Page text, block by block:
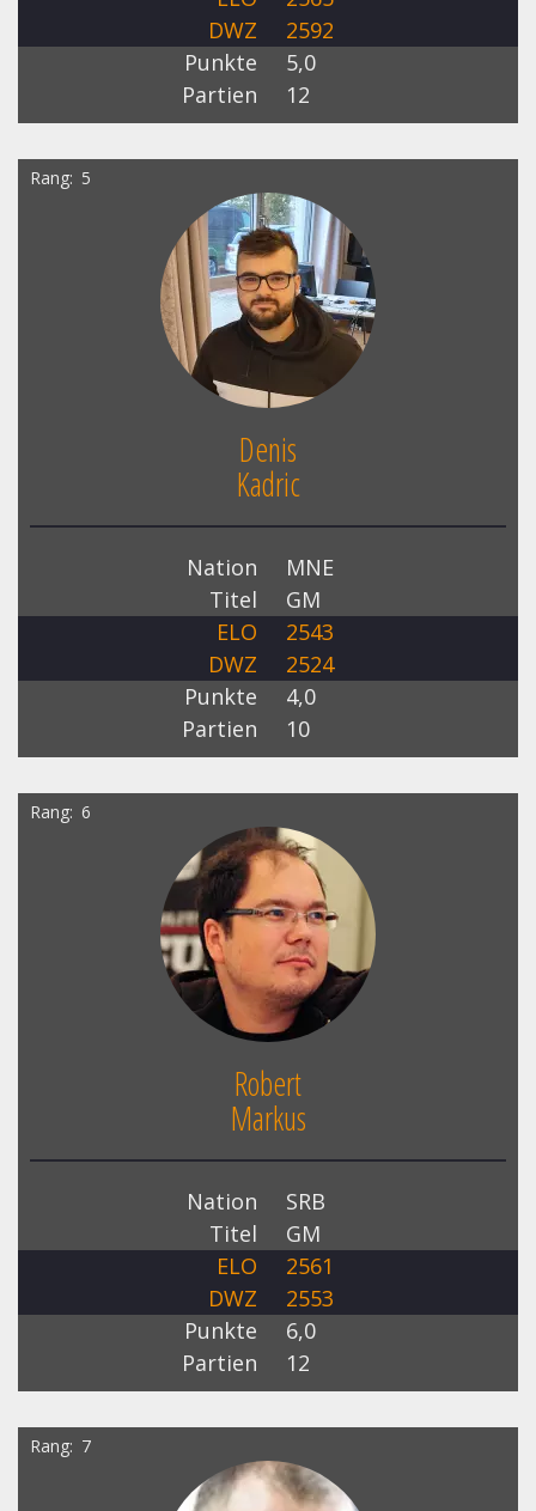
DWZ
2592
Punkte
5,0
Partien
12
Rang 5
Denis
Kadric
Nation
MNE
Titel
GM
ELO
2543
DWZ
2524
Punkte
4,0
Partien
10
Rang 6
Robert
Markus
Nation
SRB
Titel
GM
ELO
2561
DWZ
2553
Punkte
6,0
Partien
12
Rang 7